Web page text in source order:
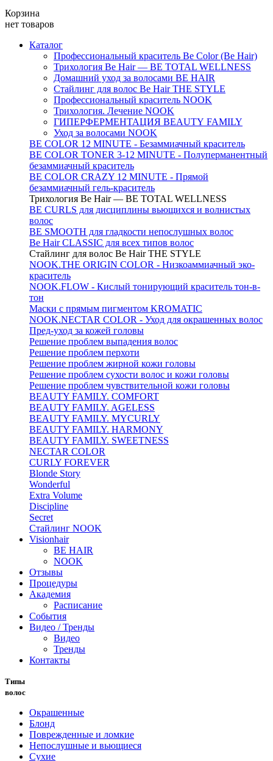
Корзина
нет товаров
Каталог
Профессиональный краситель Be Color (Be Hair)
Трихология Be Hair — BE TOTAL WELLNESS
Домашний уход за волосами BE HAIR
Стайлинг для волос Be Hair THE STYLE
Профессиональный краситель NOOK
Трихология. Лечение NOOK
ГИПЕРФЕРМЕНТАЦИЯ BEAUTY FAMILY
Уход за волосами NOOK
BE COLOR 12 MINUTE - Безаммиачный краситель
BE COLOR TONER 3-12 MINUTE - Полуперманентный
безаммиачный краситель
BE COLOR CRAZY 12 MINUTE - Прямой
безаммиачный гель-краситель
Трихология Be Hair — BE TOTAL WELLNESS
BE CURLS для дисциплины вьющихся и волнистых
волос
BE SMOOTH для гладкости непослушных волос
Be Hair CLASSIC для всех типов волос
Стайлинг для волос Be Hair THE STYLE
NOOK.THE ORIGIN COLOR - Низкоаммиачный эко-
краситель
NOOK.FLOW - Кислый тонирующий краситель тон-в-
тон
Маски с прямым пигментом KROMATIC
NOOK.NECTAR COLOR - Уход для окрашенных волос
Пред-уход за кожей головы
Решение проблем выпадения волос
Решение проблем перхоти
Решение проблем жирной кожи головы
Решение проблем сухости волос и кожи головы
Решение проблем чувствительной кожи головы
BEAUTY FAMILY. COMFORT
BEAUTY FAMILY. AGELESS
BEAUTY FAMILY. MYCURLY
BEAUTY FAMILY. HARMONY
BEAUTY FAMILY. SWEETNESS
NECTAR COLOR
CURLY FOREVER
Blonde Story
Wonderful
Extra Volume
Discipline
Secret
Стайлинг NOOK
Visionhair
BE HAIR
NOOK
Отзывы
Процедуры
Академия
Расписание
События
Видео / Тренды
Видео
Тренды
Контакты
Типы
волос
Окрашенные
Блонд
Поврежденные и ломкие
Непослушные и вьющиеся
Сухие